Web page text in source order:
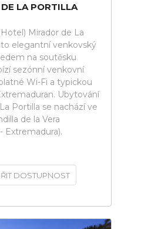
LA PORTILLA
Mirador de La
elegantní venkovský
na soutěsku
sezónní venkovní
Wi-Fi a typickou
Ubytování
Portilla se nachází ve
de la Vera
Extremadura).
DOSTUPNOST